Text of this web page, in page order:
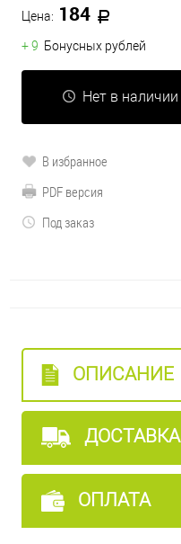
Цена: 184
+ 9 Бонусных рублей
Нет в наличии
В избранное
PDF версия
Под заказ
ОПИСАНИЕ
ДОСТАВКА
ОПЛАТА